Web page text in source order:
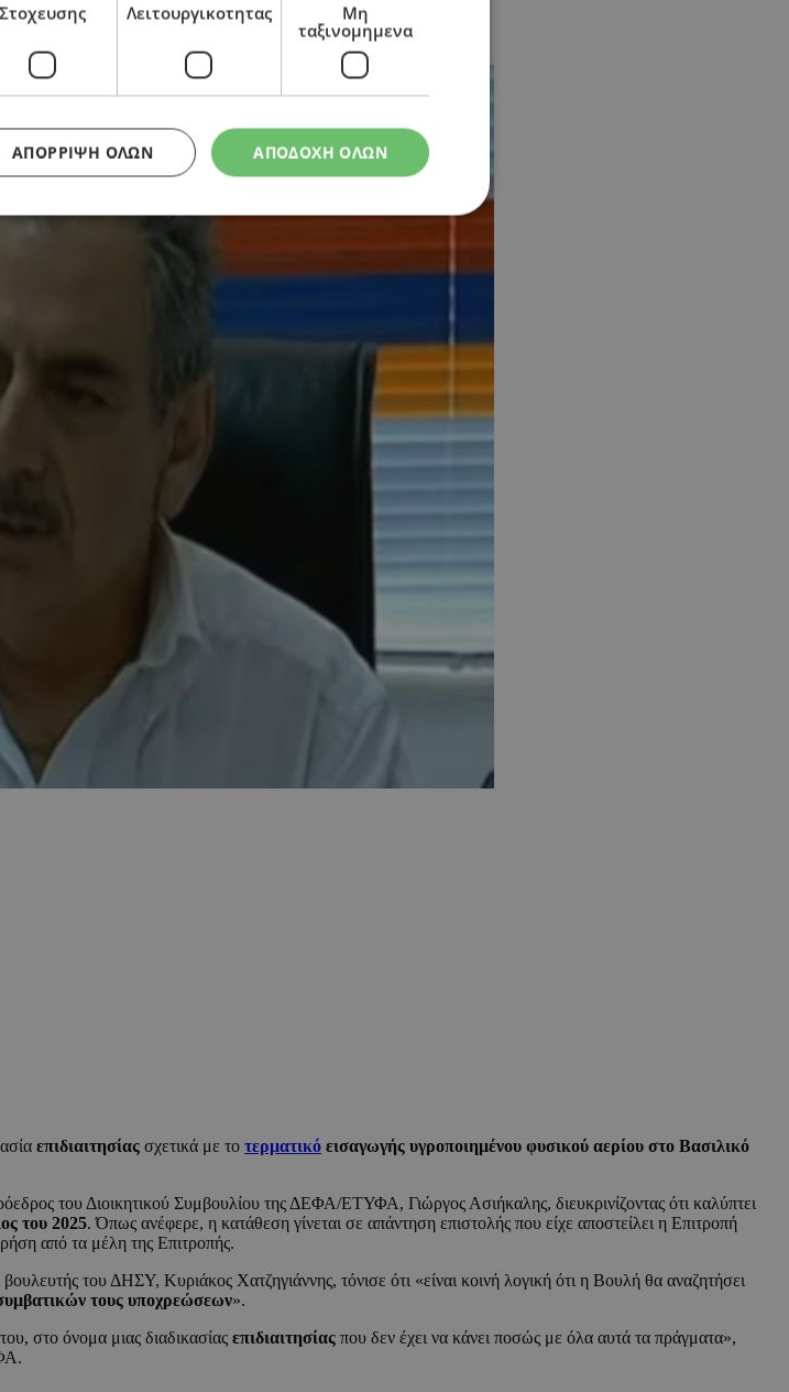
επιδιαιτησίας σχετικά με το τερματικό εισαγωγής υγροποιημένου φυσικού αερίου στο Βασιλικό
του Διοικητικού Συμβουλίου της ΔΕΦΑ/ΕΤΥΦΑ, Γιώργος Ασιήκαλης, διευκρινίζοντας ότι καλύπτει
του 2025. Όπως ανέφερε, η κατάθεση γίνεται σε απάντηση επιστολής που είχε αποστείλει η Επιτροπή
από τα μέλη της Επιτροπής.
του ΔΗΣΥ, Κυριάκος Χατζηγιάννης, τόνισε ότι «είναι κοινή λογική ότι η Βουλή θα αναζητήσει
συμβατικών τους υποχρεώσεων».
στο όνομα μιας διαδικασίας επιδιαιτησίας που δεν έχει να κάνει ποσώς με όλα αυτά τα πράγματα»,
Στοχευσης Λειτουργικοτητας
Μη
ταξινομημενα
ΑΠΟΔΟΧΗ ΟΛΩΝ
ΑΠΌΡΡΙΨΗ ΌΛΩΝ